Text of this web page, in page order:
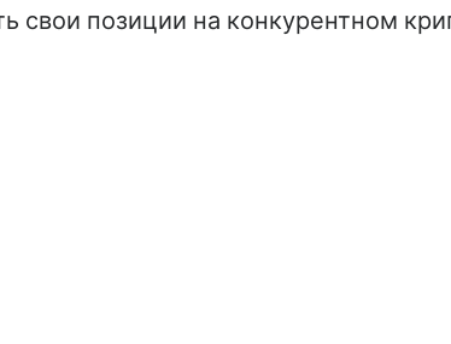
свои позиции на конкурентном